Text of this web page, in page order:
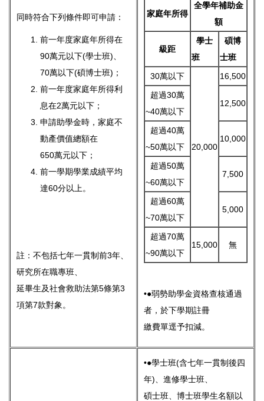
同時符合下列條件即可申請：
前一年度家庭年所得在
90萬元以下(學士班)、
70萬以下(碩博士班)；
前一年度家庭年所得利
息在2萬元以下；
申請助學金時，家庭不
動產價值總額在
650萬元以下；
前一學期學業成績平均
達60分以上。
註：不包括七年一貫制前3年、
研究所在職專班、
延畢生及社會救助法第5條第3
項第7款對象。
家庭年所得
全學年補助金
額
級距
學士
班
碩博
士班
30萬以下
20,000
16,500
超過30萬
~40萬以下
12,500
超過40萬
~50萬以下
10,000
超過50萬
~60萬以下
7,500
超過60萬
~70萬以下
5,000
超過70萬
~90萬以下
15,000 無
•●弱勢助學金資格查核通過
者，於下學期註冊
繳費單逕予扣減。
•●學士班(含七年一貫制後四
年)、進修學士班、
碩士班、博士班學生名額以